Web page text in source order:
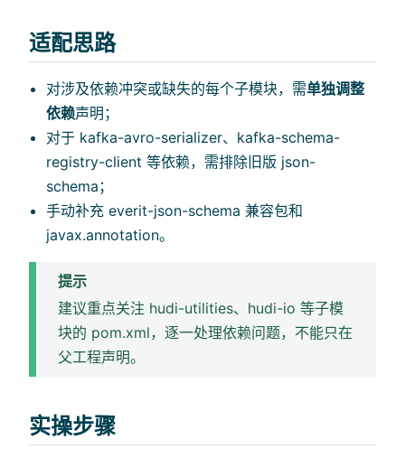
适配思路
对涉及依赖冲突或缺失的每个子模块，需单独调整
依赖声明；
对于 kafka-avro-serializer、kafka-schema-
registry-client 等依赖，需排除旧版 json-
schema；
手动补充 everit-json-schema 兼容包和
javax.annotation。
提示
建议重点关注 hudi-utilities、hudi-io 等子模
块的 pom.xml，逐一处理依赖问题，不能只在
父工程声明。
实操步骤